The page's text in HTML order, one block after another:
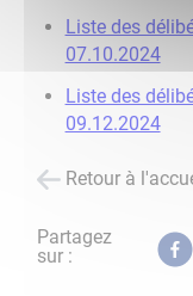
Liste des
07.10.2024
Liste des
09.12.2024
Retour à
Partagez
sur :